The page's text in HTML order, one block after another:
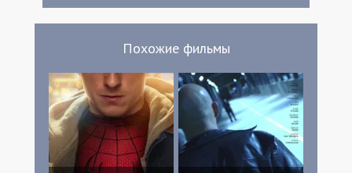
Похожие фильмы